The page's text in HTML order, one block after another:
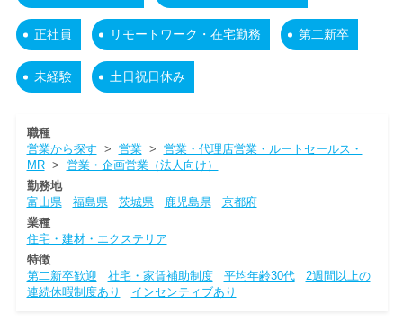
正社員 リモートワーク・在宅勤務 第二新卒
未経験 土日祝日休み
職種
営業から探す > 営業> 営業・代理店営業・ルートセールス・
MR> 営業・企画営業（法人向け）
勤務地
富山県
福島県 茨城県 鹿児島県
京都府
業種
住宅・建材・エクステリア
特徴
第二新卒歓迎
社宅・家賃補助制度 平均年齢30代
2週間以上の
連続休暇制度あり
インセンティブあり